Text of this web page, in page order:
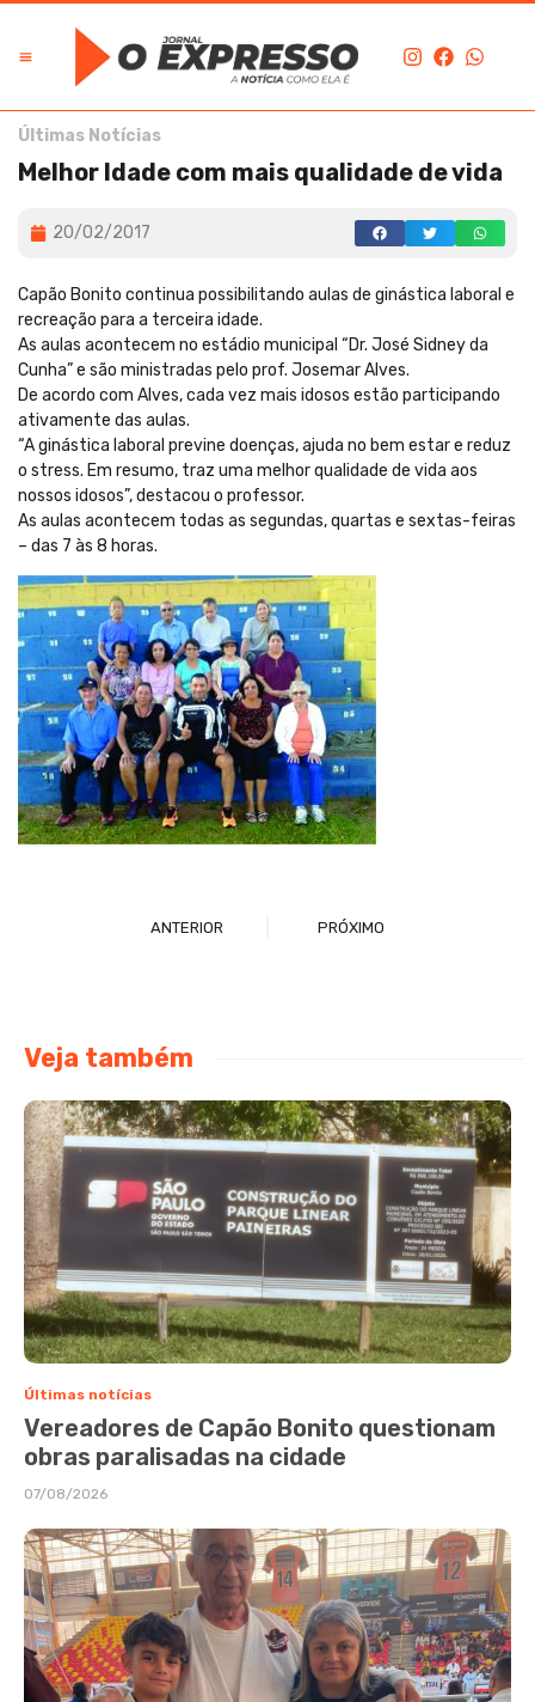
Últimas Notícias
Melhor Idade com mais qualidade de vida
20/02/2017
Capão Bonito continua possibilitando aulas de ginástica laboral e
recreação para a terceira idade.
As aulas acontecem no estádio municipal “Dr. José Sidney da
Cunha” e são ministradas pelo prof. Josemar Alves.
De acordo com Alves, cada vez mais idosos estão participando
ativamente das aulas.
“A ginástica laboral previne doenças, ajuda no bem estar e reduz
o stress. Em resumo, traz uma melhor qualidade de vida aos
nossos idosos”, destacou o professor.
As aulas acontecem todas as segundas, quartas e sextas-feiras
– das 7 às 8 horas.
ANTERIOR PRÓXIMO
Veja também
Últimas notícias
Vereadores de Capão Bonito questionam
obras paralisadas na cidade
07/08/2026